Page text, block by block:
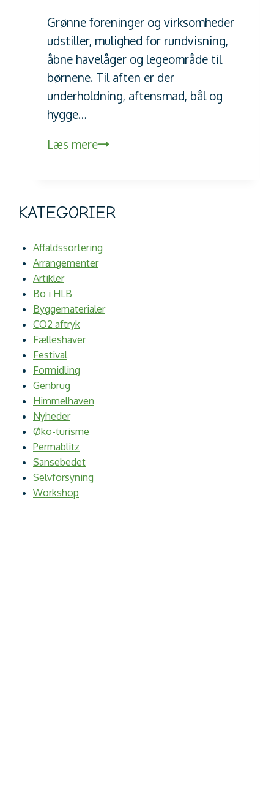
Grønne foreninger og virksomheder
udstiller, mulighed for rundvisning,
åbne havelåger og legeområde til
børnene. Til aften er der
underholdning, aftensmad, bål og
hygge…
Læs mereÅben
KATEGORIER
Affaldssortering
Arrangementer
Artikler
Bo i HLB
Byggematerialer
CO2 aftryk
Fælleshaver
Festival
Formidling
Genbrug
Himmelhaven
Nyheder
Øko-turisme
Permablitz
Sansebedet
Selvforsyning
Workshop